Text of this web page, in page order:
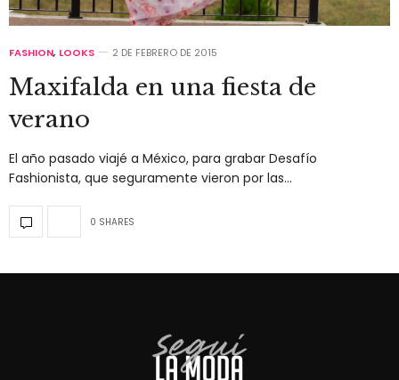
FASHION, LOOKS 2 DE FEBRERO DE 2015
Maxifalda en una fiesta de
verano
El año pasado viajé a México, para grabar Desafío
Fashionista, que seguramente vieron por las…
0 SHARES